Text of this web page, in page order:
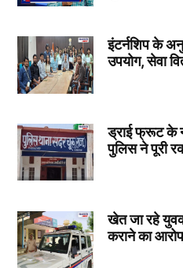
इंटर्नशिप के
उपयोग, सेवा
ड्राई फ्रूट के
पुलिस ने पूरी
खेत जा रहे
कराने का